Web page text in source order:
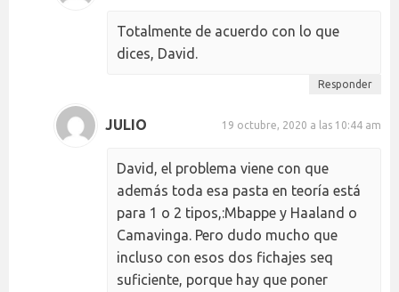
Totalmente de acuerdo con lo que
dices, David.
Responder
JULIO 19 octubre, 2020 a las 10:44 am
David, el problema viene con que
además toda esa pasta en teoría está
para 1 o 2 tipos,:Mbappe y Haaland o
Camavinga. Pero dudo mucho que
incluso con esos dos fichajes seq
suficiente, porque hay que poner